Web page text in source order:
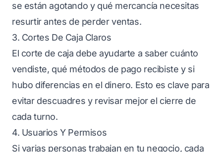
se están agotando y qué mercancía necesitas
resurtir antes de perder ventas.
3. Cortes De Caja Claros
El corte de caja debe ayudarte a saber cuánto
vendiste, qué métodos de pago recibiste y si
hubo diferencias en el dinero. Esto es clave para
evitar descuadres y revisar mejor el cierre de
cada turno.
4. Usuarios Y Permisos
Si varias personas trabajan en tu negocio, cada